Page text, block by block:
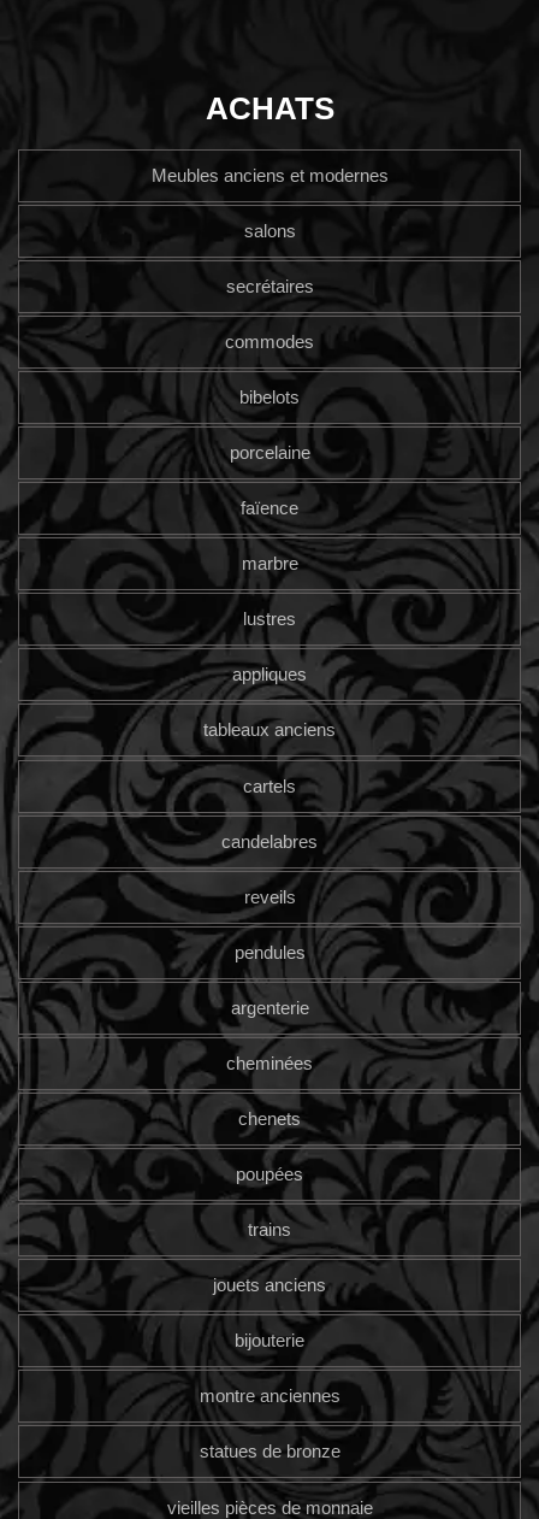
ACHATS
Meubles anciens et modernes
salons
secrétaires
commodes
bibelots
porcelaine
faïence
marbre
lustres
appliques
tableaux anciens
cartels
candelabres
reveils
pendules
argenterie
cheminées
chenets
poupées
trains
jouets anciens
bijouterie
montre anciennes
statues de bronze
vieilles pièces de monnaie